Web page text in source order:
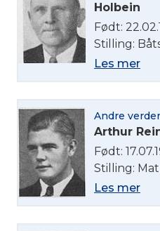
Holbein
Født:
Stilling:
Les mer
Andre
Arthur
Født:
Stilling:
Les mer